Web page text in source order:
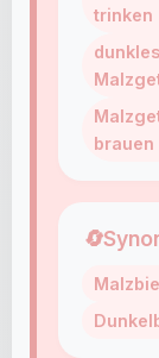
trinken
dunkles
brauen
🔄